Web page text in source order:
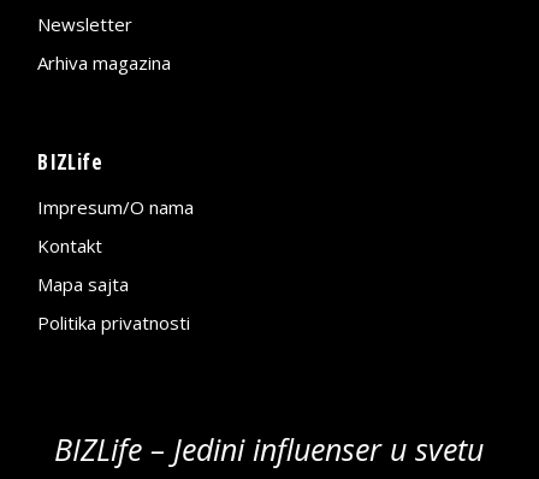
Newsletter
Arhiva magazina
BIZLife
Impresum/O nama
Kontakt
Mapa sajta
Politika privatnosti
BIZLife – Jedini influenser u svetu